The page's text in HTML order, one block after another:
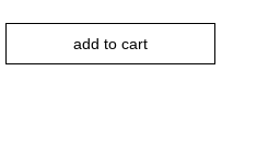
add to cart